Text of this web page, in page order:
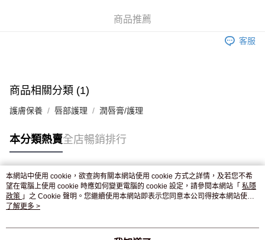
付款後門市自取，訂單確認後2-4個工作天到店，7天內取。逾期後
商品推薦
客服
商品相關分類 (1)
護膚保養 唇部護理 潤唇膏/護理
本分類熱賣全店暢銷排行
熱門標籤
熱銷排行
本網站中使用 cookie，欲查詢有關本網站使用 cookie 方式之詳情，及若您不希
望在電腦上使用 cookie 時應如何變更電腦的 cookie 設定，請參閱本網站「 私隱
政策 」之 Cookie 聲明。您繼續使用本網站即表示您同意本公司得按本網站使用
條款之 Cookie 聲明使用 cookie。
了解更多 >